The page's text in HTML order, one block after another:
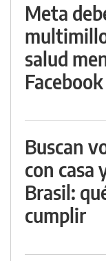
Meta
salud
Buscan
con casa
Brasil:
cumplir